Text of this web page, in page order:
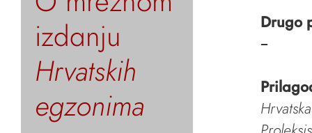
izdanju
Hrvatskih
egzonima
Drugo
–